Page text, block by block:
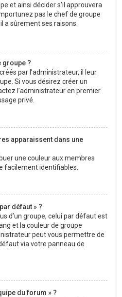
et ainsi décider s’il approuvera
pas le chef de groupe
a sûrement ses raisons.
groupe ?
par l’administrateur, il leur
Si vous désirez créer un
l’administrateur en premier
privé.
apparaissent dans une
une couleur aux membres
facilement identifiables.
défaut » ?
d’un groupe, celui par défaut est
et la couleur de groupe
peut vous permettre de
via votre panneau de
du forum » ?